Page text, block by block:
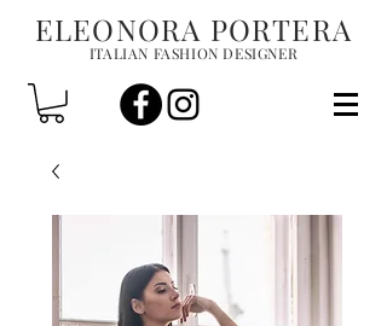
ELEONORA PORTERA
ITALIAN FASHION DESIGNER